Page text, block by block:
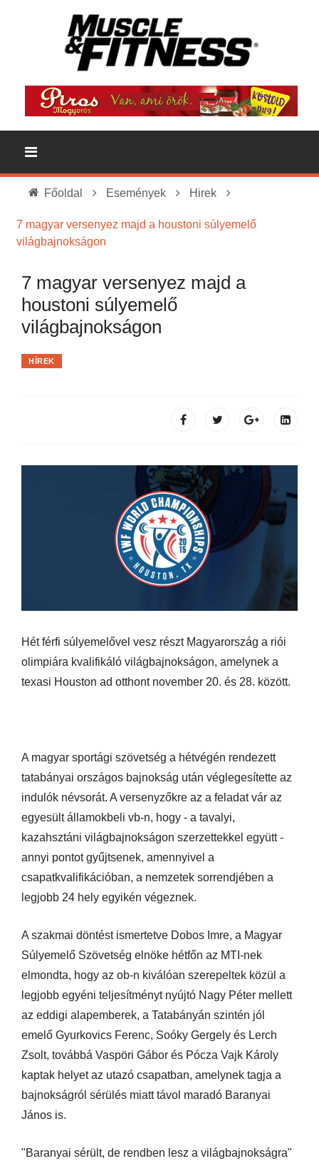
Főoldal Események Hirek
7 magyar versenyez majd a houstoni súlyemelő
világbajnokságon
7 magyar versenyez majd a
houstoni súlyemelő
világbajnokságon
HÍREK
Hét férfi súlyemelővel vesz részt Magyarország a riói
olimpiára kvalifikáló világbajnokságon, amelynek a
texasi Houston ad otthont november 20. és 28. között.
A magyar sportági szövetség a hétvégén rendezett
tatabányai országos bajnokság után véglegesítette az
indulók névsorát. A versenyzőkre az a feladat vár az
egyesült államokbeli vb-n, hogy - a tavalyi,
kazahsztáni világbajnokságon szerzettekkel együtt -
annyi pontot gyűjtsenek, amennyivel a
csapatkvalifikációban, a nemzetek sorrendjében a
legjobb 24 hely egyikén végeznek.
A szakmai döntést ismertetve Dobos Imre, a Magyar
Súlyemelő Szövetség elnöke hétfőn az MTI-nek
elmondta, hogy az ob-n kiválóan szerepeltek közül a
legjobb egyéni teljesítményt nyújtó Nagy Péter mellett
az eddigi alapemberek, a Tatabányán szintén jól
emelő Gyurkovics Ferenc, Soóky Gergely és Lerch
Zsolt, továbbá Vaspöri Gábor és Pócza Vajk Károly
kaptak helyet az utazó csapatban, amelynek tagja a
bajnokságról sérülés miatt távol maradó Baranyai
János is.
"Baranyai sérült, de rendben lesz a világbajnokságra"